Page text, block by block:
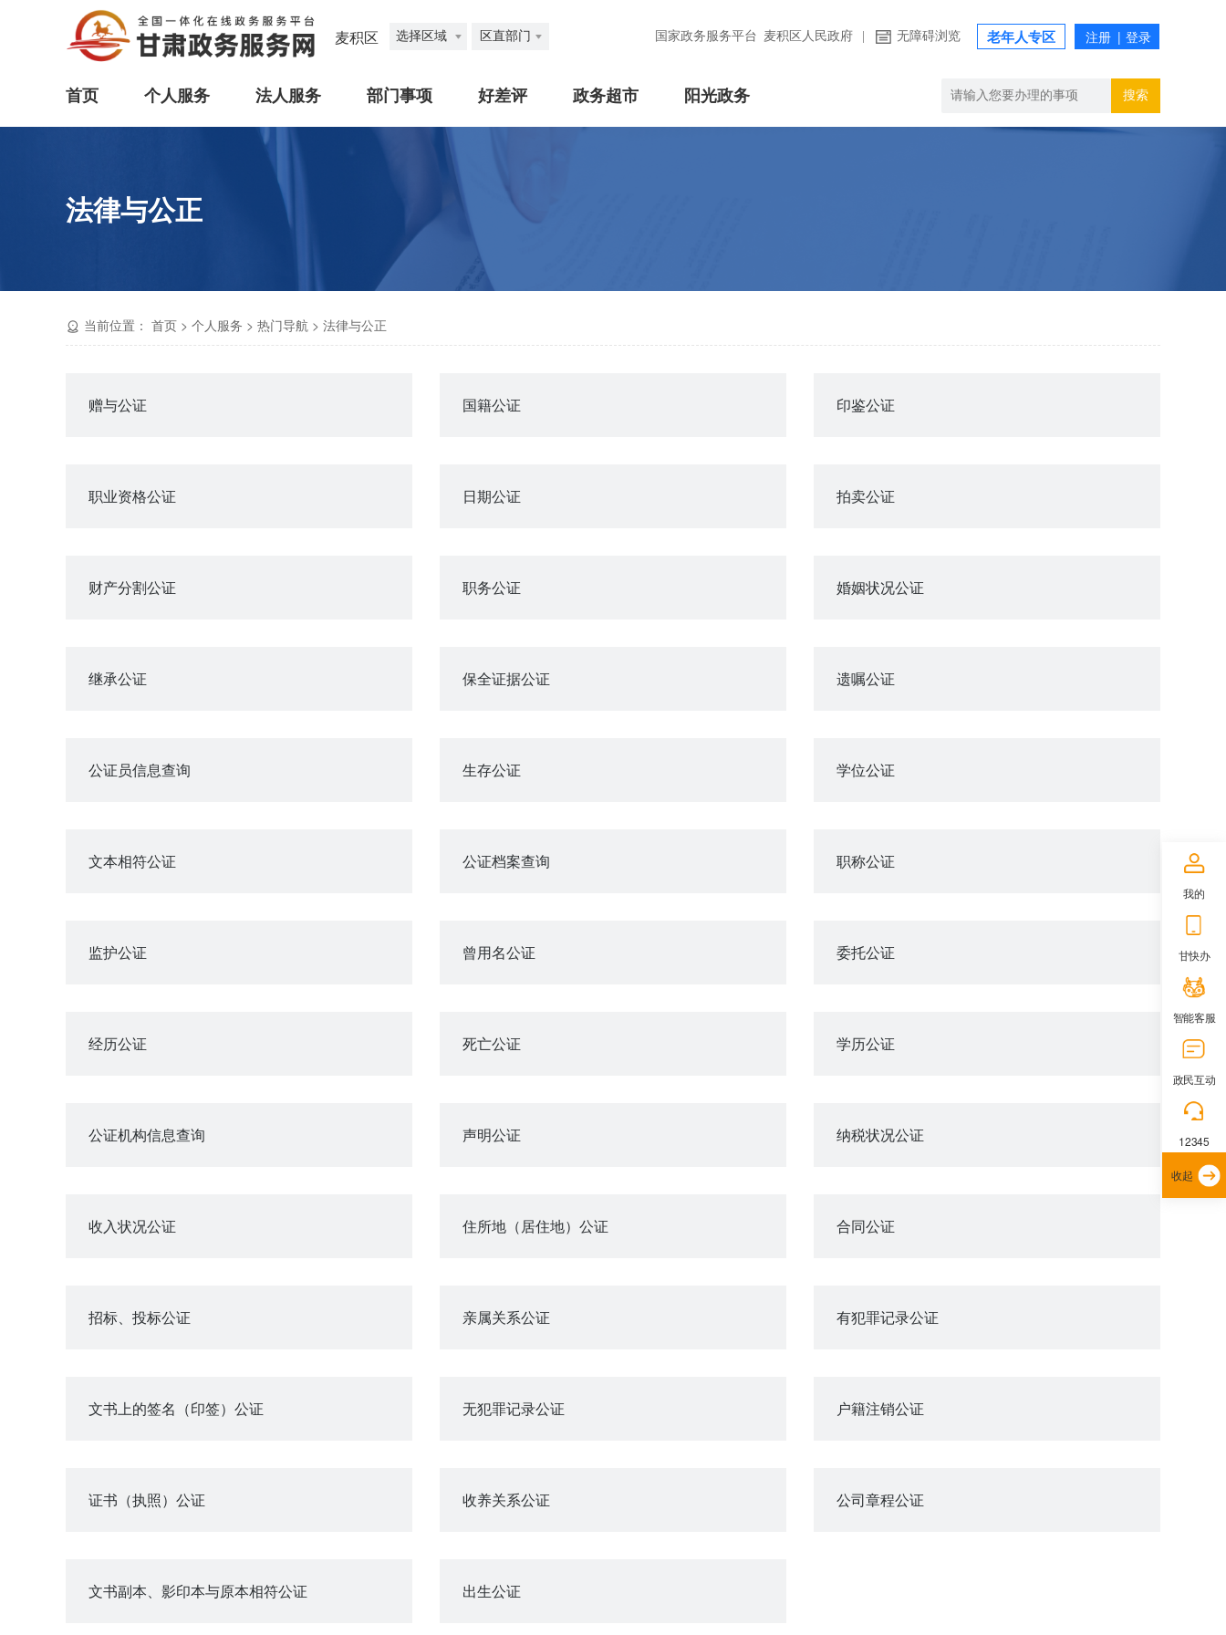
麦积区 选择区域 区直部门 国家政务服务平台 麦积区人民政府 无障碍浏览 老年人专区
首页 个人服务 法人服务 部门事项 好差评 政务超市 阳光政务 搜索
法律与公正
当前位置： 首页 > 个人服务 > 热门导航 > 法律与公正
赠与公证 国籍公证 印鉴公证
职业资格公证 日期公证 拍卖公证
财产分割公证 职务公证 婚姻状况公证
继承公证 保全证据公证 遗嘱公证
公证员信息查询 生存公证 学位公证
文本相符公证 公证档案查询 职称公证
监护公证 曾用名公证 委托公证
经历公证 死亡公证 学历公证
公证机构信息查询 声明公证 纳税状况公证
收入状况公证 住所地（居住地）公证 合同公证
招标、投标公证 亲属关系公证 有犯罪记录公证
文书上的签名（印签）公证 无犯罪记录公证 户籍注销公证
证书（执照）公证 收养关系公证 公司章程公证
文书副本、影印本与原本相符公证 出生公证
我的
甘快办
智能客服
政民互动
12345
收起